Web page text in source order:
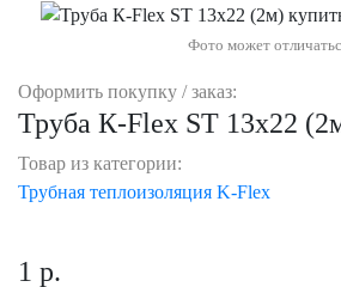
Фото может
Оформить покупку / заказ:
Труба К-Flex ST 13х22
Товар из категории:
Трубная теплоизоляция K-Flex
1 р.